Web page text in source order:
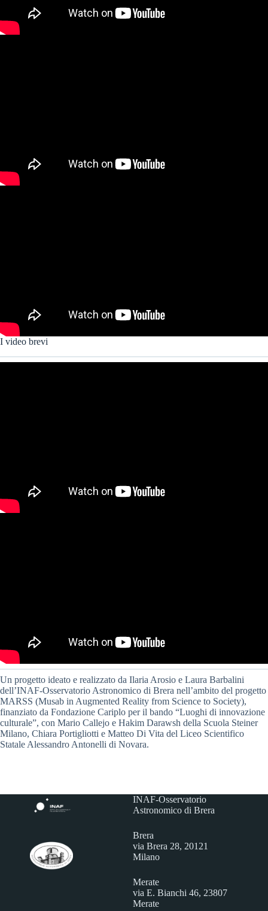
I video brevi
Un progetto ideato e realizzato da Ilaria Arosio e Laura Barbalini
dell’INAF-Osservatorio Astronomico di Brera nell’ambito del progetto
MARSS (Musab in Augmented Reality from Science to Society),
finanziato da Fondazione Cariplo per il bando “Luoghi di innovazione
culturale”, con Mario Callejo e Hakim Darawsh della Scuola Steiner
Milano, Chiara Portigliotti e Matteo Di Vita del Liceo Scientifico
Statale Alessandro Antonelli di Novara.
INAF-Osservatorio
Astronomico di Brera
Brera
via Brera 28, 20121
Milano
Merate
via E. Bianchi 46, 23807
Merate